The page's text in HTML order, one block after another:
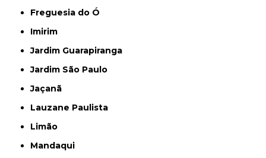
Freguesia do Ó
Imirim
Jardim Guarapiranga
Jardim São Paulo
Jaçanã
Lauzane Paulista
Limão
Mandaqui